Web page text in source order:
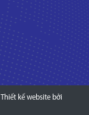
Thiết kế website bởi